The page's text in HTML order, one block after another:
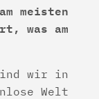
meisten
was am
wir in
Welt